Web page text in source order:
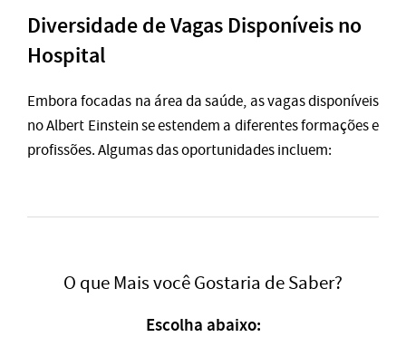
Diversidade de Vagas Disponíveis no
Hospital
Embora focadas na área da saúde, as vagas disponíveis
no Albert Einstein se estendem a diferentes formações e
profissões. Algumas das oportunidades incluem:
O que Mais você Gostaria de Saber?
Escolha abaixo: